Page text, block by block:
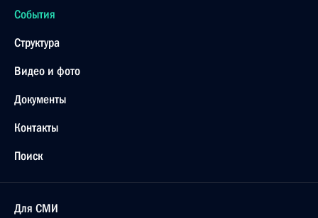
События
Структура
Видео и фото
Документы
Контакты
Поиск
Для СМИ